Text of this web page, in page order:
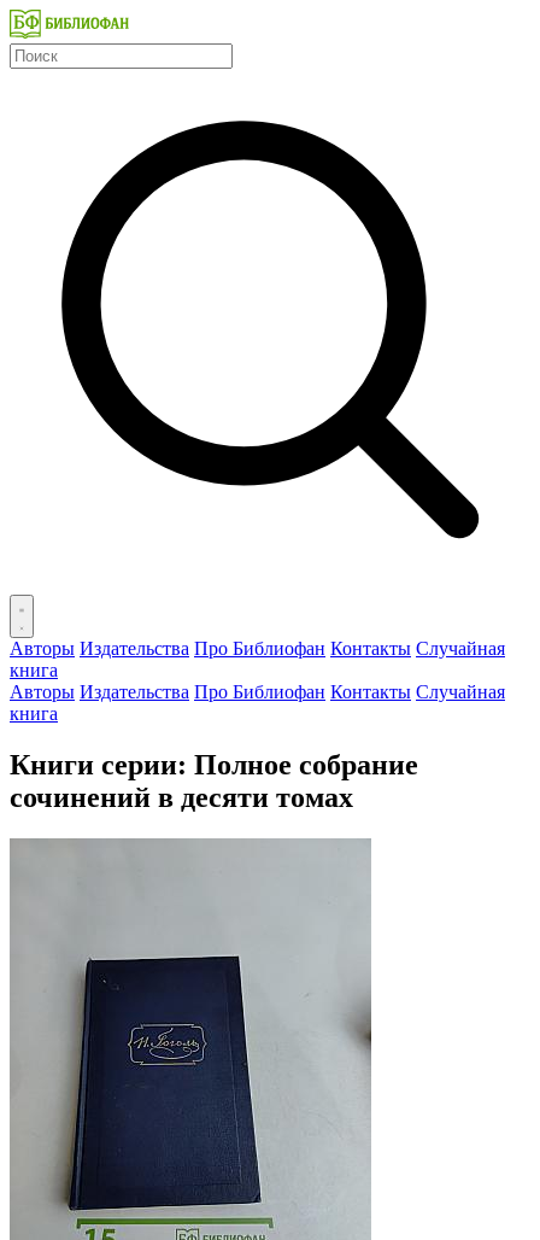
Авторы Издательства Про Библиофан Контакты Случайная
книга
Авторы Издательства Про Библиофан Контакты Случайная
книга
Книги серии: Полное собрание
сочинений в десяти томах